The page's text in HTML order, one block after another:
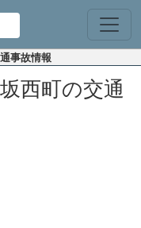
事故情報
西町の交通